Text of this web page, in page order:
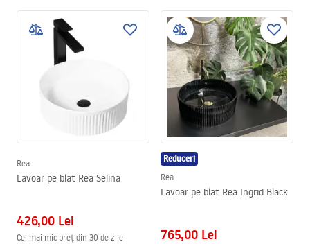
Rea
Lavoar pe blat Rea Selina
426,00 Lei
Cel mai mic preț din 30 de zile
Reduceri
Rea
Lavoar pe blat Rea Ingrid Black
765,00 Lei